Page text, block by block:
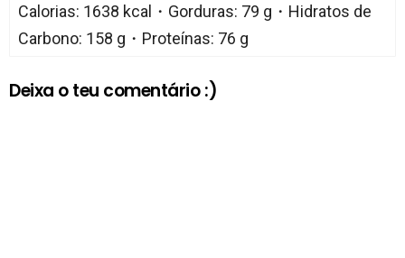
Calorias: 1638 kcal・Gorduras: 79 g・Hidratos de
Carbono: 158 g・Proteínas: 76 g
Deixa o teu comentário :)